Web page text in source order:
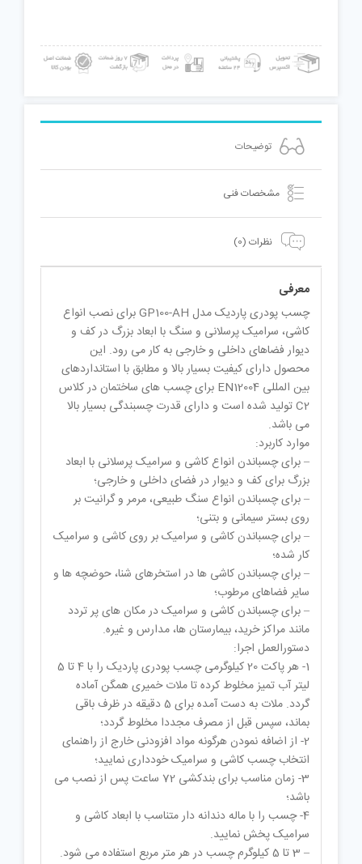
توضیحات
مشخصات فنی
نظرات (0)
معرفی
چسب پودری پاردیک مدل GP100-AH برای نصب انواع
کاشی، سرامیک پرسلانی و سنگ با ابعاد بزرگ در کف و
دیوار فضاهای داخلی و خارجی به کار می رود. این
محصول دارای کیفیت بسیار بالا و مطابق با استانداردهای
بین المللی EN12004 برای چسب های ساختمان در کلاس
C2 تولید شده است و دارای قدرت چسبندگی بسیار بالا
می باشد.
موارد کاربرد:
– برای چسباندن انواع کاشی و سرامیک پرسلانی با ابعاد
بزرگ برای کف و دیوار در فضای داخلی و خارجی؛
– برای چسباندن انواع سنگ طبیعی، مرمر و گرانیت بر
روی بستر سیمانی و بتنی؛
– برای چسباندن کاشی و سرامیک بر روی کاشی و سرامیک
کار شده؛
– برای چسباندن کاشی ها در استخرهای شنا، حوضچه ها و
سایر فضاهای مرطوب؛
– برای چسباندن کاشی و سرامیک در مکان های پر تردد
مانند مراکز خرید، بیمارستان ها، مدارس و غیره.
دستورالعمل اجرا:
1- هر پاکت 20 کیلوگرمی چسب پودری پاردیک را با 4 تا 5
لیتر آب تمیز مخلوط کرده تا ملات خمیری همگن آماده
گردد. ملات به دست آمده برای 5 دقیقه در ظرف باقی
بماند، سپس قبل از مصرف مجددا مخلوط گردد؛
2- از اضافه نمودن هرگونه مواد افزودنی خارج از راهنمای
انتخاب چسب کاشی و سرامیک خودداری نمایید؛
3- زمان مناسب برای بندکشی 72 ساعت پس از نصب می
باشد؛
4- چسب را با ماله دندانه دار متناسب با ابعاد کاشی و
سرامیک پخش نمایید.
– 3 تا 5 کیلوگرم چسب در هر متر مربع استفاده می شود.